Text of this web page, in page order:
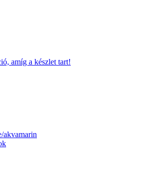
amíg a készlet tart!
akvamarin